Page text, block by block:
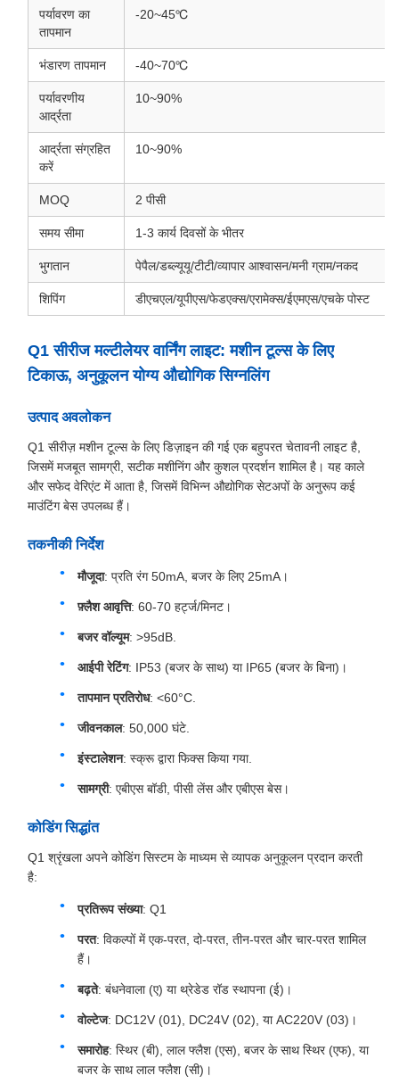
पर्यावरण का
तापमान
-20~45℃
भंडारण तापमान -40~70℃
पर्यावरणीय
आर्द्रता
10~90%
आर्द्रता संग्रहित
करें
10~90%
MOQ 2 पीसी
समय सीमा 1-3 कार्य दिवसों के भीतर
भुगतान पेपैल/डब्ल्यूयू/टीटी/व्यापार आश्वासन/मनी ग्राम/नकद
शिपिंग डीएचएल/यूपीएस/फेडएक्स/एरामेक्स/ईएमएस/एचके पोस्ट
Q1 सीरीज मल्टीलेयर वार्निंग लाइट: मशीन टूल्स के लिए
टिकाऊ, अनुकूलन योग्य औद्योगिक सिग्नलिंग
उत्पाद अवलोकन
Q1 सीरीज़ मशीन टूल्स के लिए डिज़ाइन की गई एक बहुपरत चेतावनी लाइट है,
जिसमें मजबूत सामग्री, सटीक मशीनिंग और कुशल प्रदर्शन शामिल है। यह काले
और सफेद वेरिएंट में आता है, जिसमें विभिन्न औद्योगिक सेटअपों के अनुरूप कई
माउंटिंग बेस उपलब्ध हैं।
तकनीकी निर्देश
मौजूदा: प्रति रंग 50mA, बजर के लिए 25mA।
फ़्लैश आवृत्ति: 60-70 हर्ट्ज/मिनट।
बजर वॉल्यूम: >95dB.
आईपी ​​रेटिंग: IP53 (बजर के साथ) या IP65 (बजर के बिना)।
तापमान प्रतिरोध: <60°C.
जीवनकाल: 50,000 घंटे.
इंस्टालेशन: स्क्रू द्वारा फिक्स किया गया.
सामग्री: एबीएस बॉडी, पीसी लेंस और एबीएस बेस।
कोडिंग सिद्धांत
Q1 श्रृंखला अपने कोडिंग सिस्टम के माध्यम से व्यापक अनुकूलन प्रदान करती
है:
प्रतिरूप संख्या: Q1
परत: विकल्पों में एक-परत, दो-परत, तीन-परत और चार-परत शामिल
हैं।
बढ़ते: बंधनेवाला (ए) या थ्रेडेड रॉड स्थापना (ई)।
वोल्टेज: DC12V (01), DC24V (02), या AC220V (03)।
समारोह: स्थिर (बी), लाल फ्लैश (एस), बजर के साथ स्थिर (एफ), या
बजर के साथ लाल फ्लैश (सी)।